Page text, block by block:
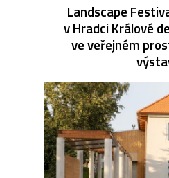
Landscape
v Hradci Králové
ve veřejném